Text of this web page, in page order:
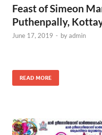
Feast of Simeon
Puthenpally,
June 17, 2019 - byadmin
READ MORE